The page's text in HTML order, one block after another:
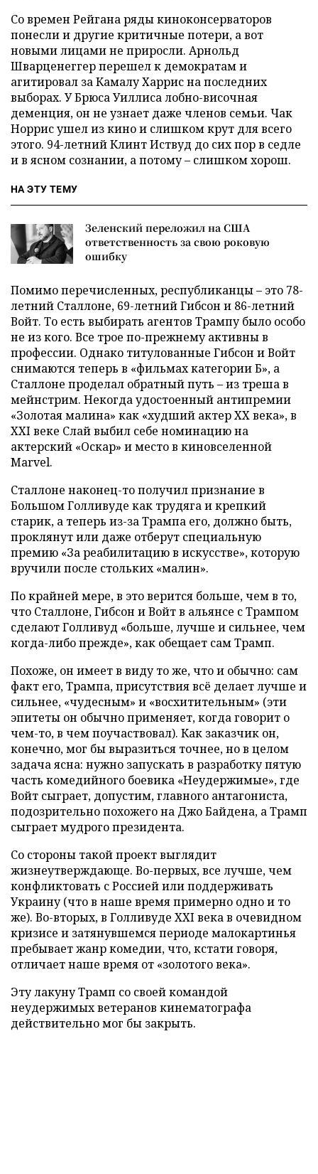
Со времен Рейгана ряды киноконсерваторов
понесли и другие критичные потери, а вот
новыми лицами не приросли. Арнольд
Шварценеггер перешел к демократам и
агитировал за Камалу Харрис на последних
выборах. У Брюса Уиллиса лобно-височная
деменция, он не узнает даже членов семьи. Чак
Норрис ушел из кино и слишком крут для всего
этого. 94-летний Клинт Иствуд до сих пор в седле
и в ясном сознании, а потому – слишком хорош.
НА ЭТУ ТЕМУ
Зеленский переложил на США
ответственность за свою роковую
ошибку
Помимо перечисленных, республиканцы – это 78-
летний Сталлоне, 69-летний Гибсон и 86-летний
Войт. То есть выбирать агентов Трампу было особо
не из кого. Все трое по-прежнему активны в
профессии. Однако титулованные Гибсон и Войт
снимаются теперь в «фильмах категории Б», а
Сталлоне проделал обратный путь – из треша в
мейнстрим. Некогда удостоенный антипремии
«Золотая малина» как «худший актер XX века», в
XXI веке Слай выбил себе номинацию на
актерский «Оскар» и место в киновселенной
Marvel.
Сталлоне наконец-то получил признание в
Большом Голливуде как трудяга и крепкий
старик, а теперь из-за Трампа его, должно быть,
проклянут или даже отберут специальную
премию «За реабилитацию в искусстве», которую
вручили после стольких «малин».
По крайней мере, в это верится больше, чем в то,
что Сталлоне, Гибсон и Войт в альянсе с Трампом
сделают Голливуд «больше, лучше и сильнее, чем
когда-либо прежде», как обещает сам Трамп.
Похоже, он имеет в виду то же, что и обычно: сам
факт его, Трампа, присутствия всё делает лучше и
сильнее, «чудесным» и «восхитительным» (эти
эпитеты он обычно применяет, когда говорит о
чем-то, в чем поучаствовал). Как заказчик он,
конечно, мог бы выразиться точнее, но в целом
задача ясна: нужно запускать в разработку пятую
часть комедийного боевика «Неудержимые», где
Войт сыграет, допустим, главного антагониста,
подозрительно похожего на Джо Байдена, а Трамп
сыграет мудрого президента.
Со стороны такой проект выглядит
жизнеутверждающе. Во-первых, все лучше, чем
конфликтовать с Россией или поддерживать
Украину (что в наше время примерно одно и то
же). Во-вторых, в Голливуде XXI века в очевидном
кризисе и затянувшемся периоде малокартинья
пребывает жанр комедии, что, кстати говоря,
отличает наше время от «золотого века».
Эту лакуну Трамп со своей командой
неудержимых ветеранов кинематографа
действительно мог бы закрыть.